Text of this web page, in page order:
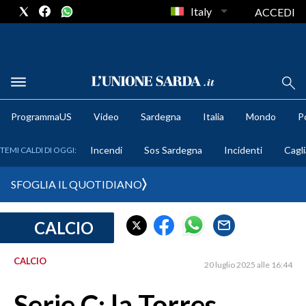
METEO
CRONACA SARDEGNA
Italy ACCEDI
ProgrammaUS Video Sardegna Italia Mondo
TEMI CALDI DI OGGI: Incendi Sos Sardegna Incidenti
SFOGLIA IL QUOTIDIANO
CALCIO
CALCIO 20 luglio 2025 alle 16:44